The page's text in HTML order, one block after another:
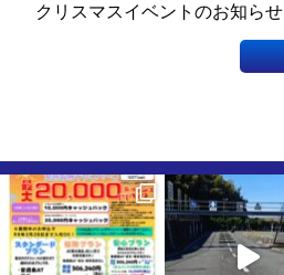
クリスマスイベントのお知らせ